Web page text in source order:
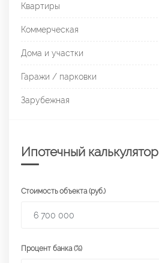
Квартиры
Коммерческая
Дома и участки
Гаражи / парковки
Зарубежная
Ипотечный калькулятор
Стоимость объекта (руб.)
Процент банка (%)